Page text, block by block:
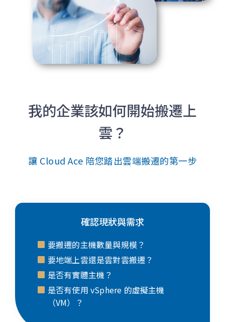
我的企業該如何開始搬遷上
雲？
讓 Cloud Ace 陪您踏出雲端搬遷的第一步
確認現狀與需求
要搬遷的主機數量與規模？
要地端上雲還是雲對雲搬遷？
是否有實體主機？
是否有使用 vSphere 的虛擬主機
（VM）？